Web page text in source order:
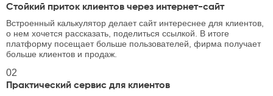
Стойкий приток клиентов через интернет-сайт
Встроенный калькулятор делает сайт интереснее для клиентов,
о нем хочется рассказать, поделиться ссылкой. В итоге
платформу посещает больше пользователей, фирма получает
больше клиентов и продаж.
02
Практический сервис для клиентов